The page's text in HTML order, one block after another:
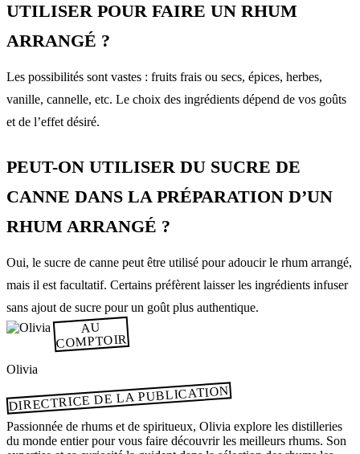
UTILISER POUR FAIRE UN RHUM
ARRANGÉ ?
Les possibilités sont vastes : fruits frais ou secs, épices, herbes,
vanille, cannelle, etc. Le choix des ingrédients dépend de vos goûts
et de l’effet désiré.
PEUT-ON UTILISER DU SUCRE DE
CANNE DANS LA PRÉPARATION D’UN
RHUM ARRANGÉ ?
Oui, le sucre de canne peut être utilisé pour adoucir le rhum arrangé,
mais il est facultatif. Certains préfèrent laisser les ingrédients infuser
sans ajout de sucre pour un goût plus authentique.
AU
COMPTOIR
Olivia
DIRECTRICE DE LA PUBLICATION
Passionnée de rhums et de spiritueux, Olivia explore les distilleries
du monde entier pour vous faire découvrir les meilleurs rhums. Son